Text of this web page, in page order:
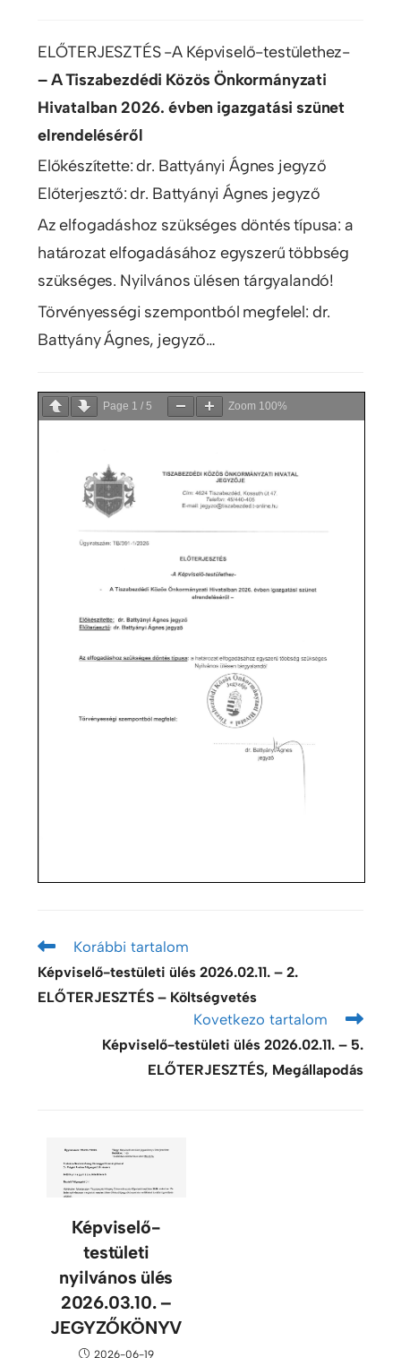
ELŐTERJESZTÉS -A Képviselő-testülethez-
– A Tiszabezdédi Közös Önkormányzati
Hivatalban 2026. évben igazgatási szünet
elrendeléséről
Előkészítette: dr. Battyányi Ágnes jegyző
Előterjesztő: dr. Battyányi Ágnes jegyző
Az elfogadáshoz szükséges döntés típusa: a
határozat elfogadásához egyszerű többség
szükséges. Nyilvános ülésen tárgyalandó!
Törvényességi szempontból megfelel: dr.
Battyány Ágnes, jegyző…
Page 1 / 5 Zoom 100%
Korábbi tartalom
Képviselő-testületi ülés 2026.02.11. – 2.
ELŐTERJESZTÉS – Költségvetés
Kovetkezo tartalom
Képviselő-testületi ülés 2026.02.11. – 5.
ELŐTERJESZTÉS, Megállapodás
Képviselő-
testületi
nyilvános ülés
2026.03.10. –
JEGYZŐKÖNYV
2026-06-19